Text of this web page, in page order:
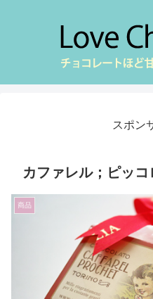
スポン
カファレル；ピッコ
商品